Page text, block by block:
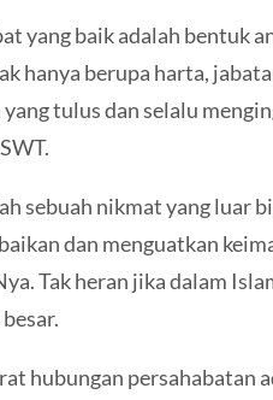
yang baik adalah bentuk
hanya berupa harta,
tulus dan selalu
sebuah nikmat yang luar
dan menguatkan
Tak heran jika dalam
hubungan persahabatan